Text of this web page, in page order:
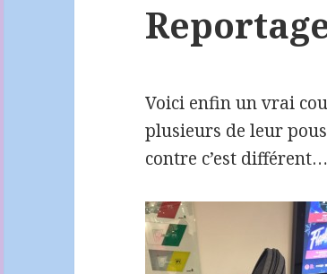
Voici enfin un vrai
plusieurs de leur
contre c’est différent…